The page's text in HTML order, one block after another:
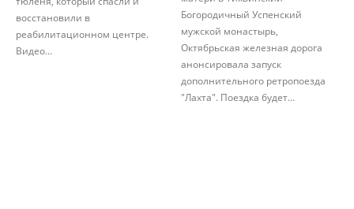
восстановили в
реабилитационном центре.
Видео...
Богородичный Успенский
мужской монастырь,
Октябрьская железная дорога
анонсировала запуск
дополнительного ретропоезда
"Лахта". Поездка будет...